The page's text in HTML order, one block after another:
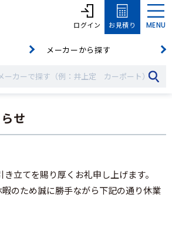
ログイン お見積り MENU
メーカーから探す
せ
立てを賜り厚くお礼申し上げます。
のため誠に勝手ながら下記の通り休業